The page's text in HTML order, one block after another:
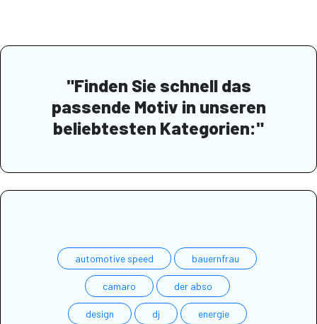
"Finden Sie schnell das
passende Motiv in unseren
beliebtesten Kategorien:"
automotive speed bauernfrau
camaro der abso
design dj energie